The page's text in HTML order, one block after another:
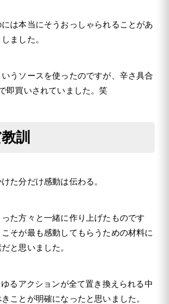
は本当にそうおっしゃられることがあ
ました。
うソースを使ったのですが、辛さ具合
即買いされていました。笑
訓
た分だけ感動は伝わる。
た方々と一緒に作り上げたものです
そが最も感動してもらうための材料に
と思いました。
るアクションが全て置き換えられる中
ことが明確になったと思いました。